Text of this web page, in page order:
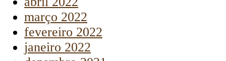
março 2022
fevereiro 2022
janeiro 2022